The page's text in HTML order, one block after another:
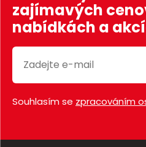
zajímavých
nabídkách a
Souhlasím se zpracováním